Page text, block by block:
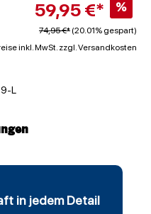
59,95 €* %
74,95 €* (20.01% gespart)
inkl. MwSt. zzgl. Versandkosten
L
in jedem Detail